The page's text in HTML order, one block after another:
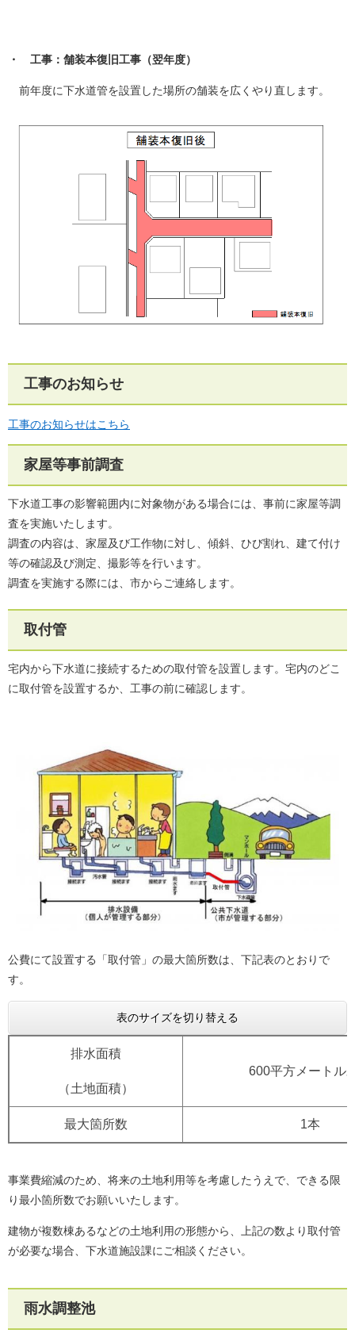
・ 工事：舗装本復旧工事（翌年度）
前年度に下水道管を設置した場所の舗装を広くやり直します。
工事のお知らせ
工事のお知らせはこちら
家屋等事前調査
下水道工事の影響範囲内に対象物がある場合には、事前に家屋等調
査を実施いたします。
調査の内容は、家屋及び工作物に対し、傾斜、ひび割れ、建て付け
等の確認及び測定、撮影等を行います。
調査を実施する際には、市からご連絡します。
取付管
宅内から下水道に接続するための取付管を設置します。宅内のどこ
に取付管を設置するか、工事の前に確認します。
公費にて設置する「取付管」の最大箇所数は、下記表のとおりで
す。
表のサイズを切り替える
排水面積
（土地面積）
600平方メートル
最大箇所数 1本
事業費縮減のため、将来の土地利用等を考慮したうえで、できる限
り最小箇所数でお願いいたします。
建物が複数棟あるなどの土地利用の形態から、上記の数より取付管
が必要な場合、下水道施設課にご相談ください。
雨水調整池